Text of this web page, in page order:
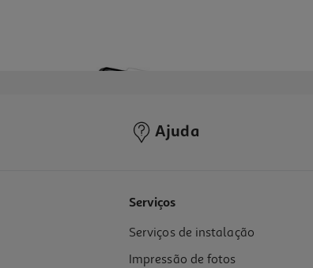
Ajuda
Serviços
Serviços de instalação
Impressão de fotos